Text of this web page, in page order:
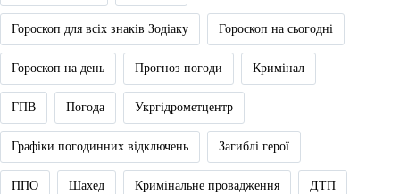
Гороскоп для всіх знаків Зодіаку Гороскоп на сьогодні
Гороскоп на день Прогноз погоди Кримінал
ГПВ Погода Укргідрометцентр
Графіки погодинних відключень Загиблі герої
ППО Шахед Кримінальне провадження ДТП